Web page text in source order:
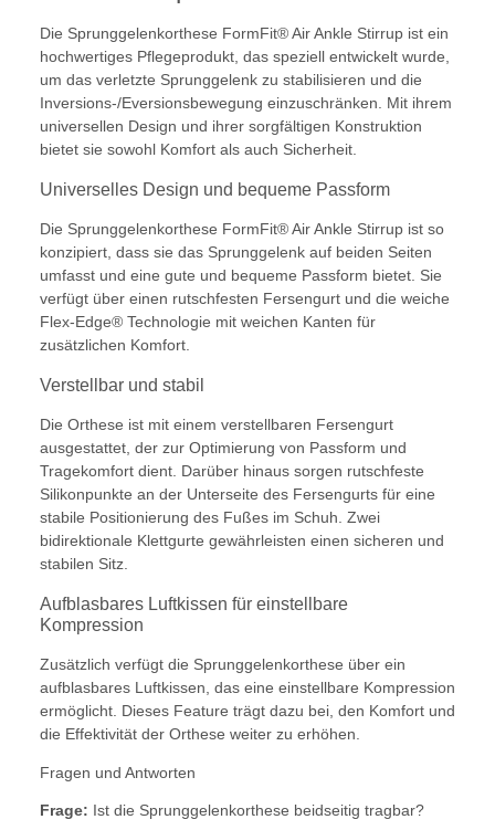
Die Sprunggelenkorthese FormFit® Air Ankle Stirrup ist ein
hochwertiges Pflegeprodukt, das speziell entwickelt wurde,
um das verletzte Sprunggelenk zu stabilisieren und die
Inversions-/Eversionsbewegung einzuschränken. Mit ihrem
universellen Design und ihrer sorgfältigen Konstruktion
bietet sie sowohl Komfort als auch Sicherheit.
Universelles Design und bequeme Passform
Die Sprunggelenkorthese FormFit® Air Ankle Stirrup ist so
konzipiert, dass sie das Sprunggelenk auf beiden Seiten
umfasst und eine gute und bequeme Passform bietet. Sie
verfügt über einen rutschfesten Fersengurt und die weiche
Flex-Edge® Technologie mit weichen Kanten für
zusätzlichen Komfort.
Verstellbar und stabil
Die Orthese ist mit einem verstellbaren Fersengurt
ausgestattet, der zur Optimierung von Passform und
Tragekomfort dient. Darüber hinaus sorgen rutschfeste
Silikonpunkte an der Unterseite des Fersengurts für eine
stabile Positionierung des Fußes im Schuh. Zwei
bidirektionale Klettgurte gewährleisten einen sicheren und
stabilen Sitz.
Aufblasbares Luftkissen für einstellbare
Kompression
Zusätzlich verfügt die Sprunggelenkorthese über ein
aufblasbares Luftkissen, das eine einstellbare Kompression
ermöglicht. Dieses Feature trägt dazu bei, den Komfort und
die Effektivität der Orthese weiter zu erhöhen.
Fragen und Antworten
Frage: Ist die Sprunggelenkorthese beidseitig tragbar?